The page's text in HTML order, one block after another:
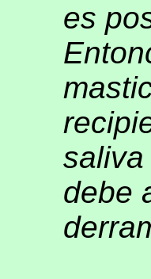
es
debe